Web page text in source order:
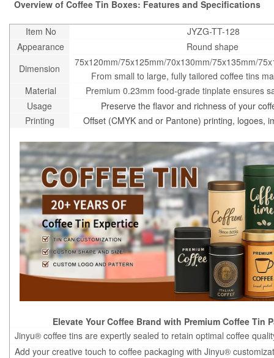
Overview of Coffee Tin Boxes: Features and Specifications
Item No
JYZG-TT-128
Appearance
Round shape
Dimension
75x120mm/75x125mm/70x130mm/75x135mm/
From small to large, fully tailored coffee tins
Material
Premium 0.23mm food-grade tinplate ensures
Usage
Preserve the flavor and richness of your
Printing
Offset (CMYK and or Pantone) printing, logoes,
Elevate Your Coffee Brand with Premium Coffee Tin
Jinyu® coffee tins are expertly sealed to retain optimal coffee
Add your creative touch to coffee packaging with Jinyu®